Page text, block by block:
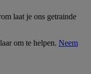
laat je ons getrainde
om te helpen. Neem